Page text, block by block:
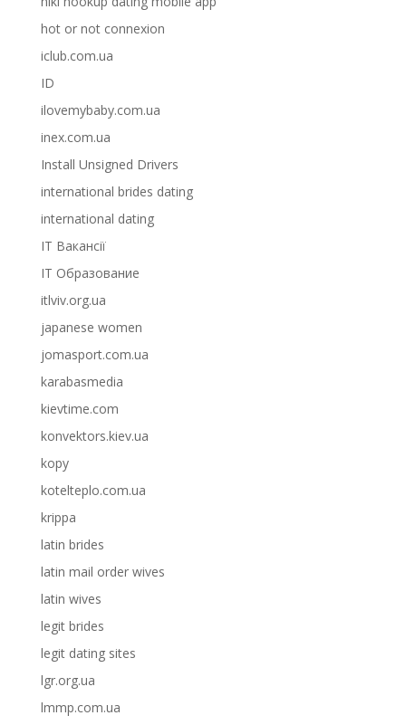
hot or not connexion
iclub.com.ua
ID
ilovemybaby.com.ua
inex.com.ua
Install Unsigned Drivers
international brides dating
international dating
IT Вакансії
IT Образование
itlviv.org.ua
japanese women
jomasport.com.ua
karabasmedia
kievtime.com
konvektors.kiev.ua
kopy
kotelteplo.com.ua
krippa
latin brides
latin mail order wives
latin wives
legit brides
legit dating sites
lgr.org.ua
lmmp.com.ua